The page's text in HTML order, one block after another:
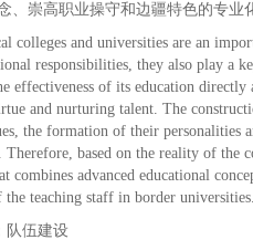
、崇高职业操守和边疆特色的专
colleges and universities are an
responsibilities, they also play
effectiveness of its education
and nurturing talent. The
the formation of their
based on the reality of the
combines advanced educational
teaching staff in border universities.
队伍建设